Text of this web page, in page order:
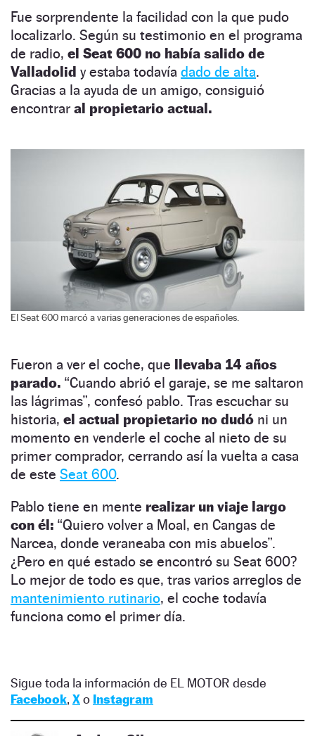
Fue sorprendente la facilidad con la que pudo
localizarlo. Según su testimonio en el programa
de radio, el Seat 600 no había salido de
Valladolid y estaba todavía dado de alta.
Gracias a la ayuda de un amigo, consiguió
encontrar al propietario actual.
El Seat 600 marcó a varias generaciones de españoles.
Fueron a ver el coche, que llevaba 14 años
parado. “Cuando abrió el garaje, se me saltaron
las lágrimas”, confesó pablo. Tras escuchar su
historia, el actual propietario no dudó ni un
momento en venderle el coche al nieto de su
primer comprador, cerrando así la vuelta a casa
de este Seat 600.
Pablo tiene en mente realizar un viaje largo
con él: “Quiero volver a Moal, en Cangas de
Narcea, donde veraneaba con mis abuelos”.
¿Pero en qué estado se encontró su Seat 600?
Lo mejor de todo es que, tras varios arreglos de
mantenimiento rutinario, el coche todavía
funciona como el primer día.
Sigue toda la información de EL MOTOR desde
Facebook, Xo Instagram